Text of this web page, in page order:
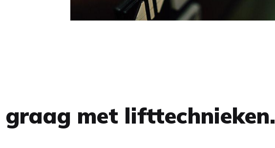
met lifttechnieken.